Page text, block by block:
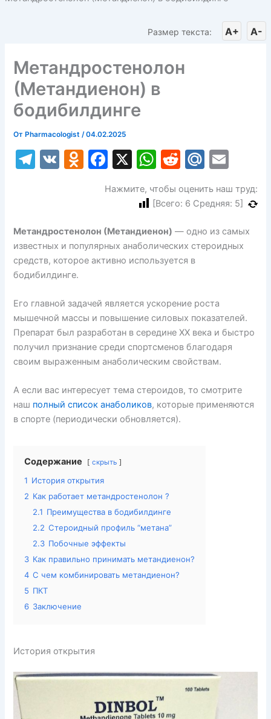
Размер текста: A+ A-
Метандростенолон
(Метандиенон) в
бодибилдинге
ОтPharmacologist /04.02.2025
T
a
m
V
O
kl
a
ni
ki
F
c
b
o
X
W
at
A
p
R
d
t
M
l.
u
ai
Нажмите, чтобы оценить наш труд:
[Всего: 6 Средняя: 5]
Метандростенолон (Метандиенон) — одно из самых
известных и популярных анаболических стероидных
средств, которое активно используется в
бодибилдинге.
Его главной задачей является ускорение роста
мышечной массы и повышение силовых показателей.
Препарат был разработан в середине XX века и быстро
получил признание среди спортсменов благодаря
своим выраженным анаболическим свойствам.
А если вас интересует тема стероидов, то смотрите
наш полный список анаболиков, которые применяются
в спорте (периодически обновляется).
Содержание скрыть
1 История открытия
2 Как работает метандростенолон ?
2.1 Преимущества в бодибилдинге
2.2 Стероидный профиль “метана”
2.3 Побочные эффекты
3 Как правильно принимать метандиенон?
4 С чем комбинировать метандиенон?
5 ПКТ
6 Заключение
История открытия